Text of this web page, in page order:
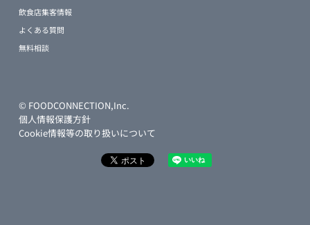
飲食店集客情報
よくある質問
無料相談
© FOODCONNECTION,Inc.
個人情報保護方針
Cookie情報等の取り扱いについて